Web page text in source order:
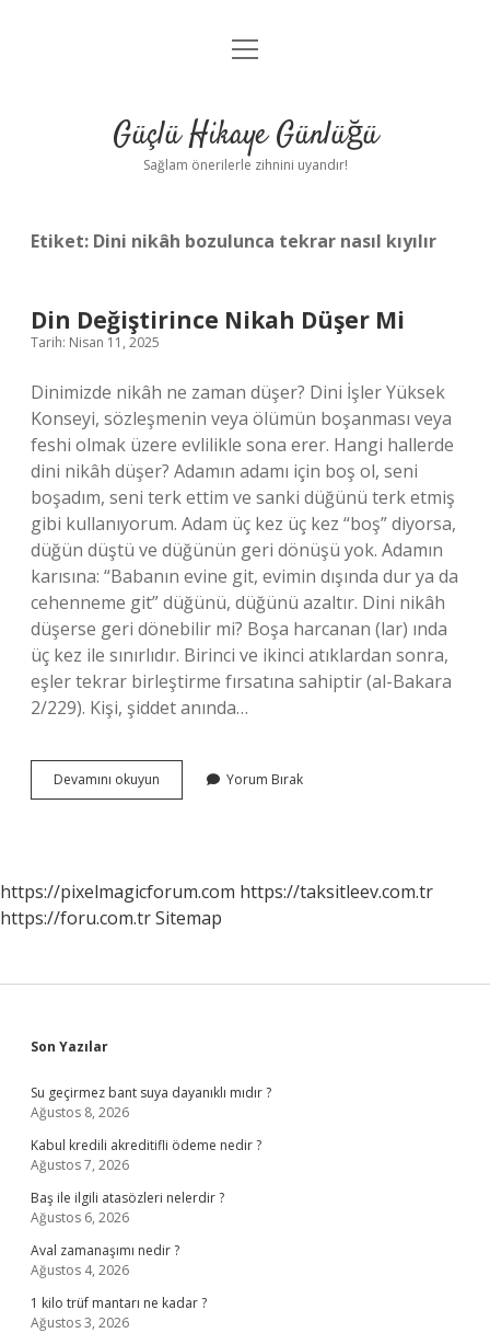
Anasayfa
Yasal Uyarı
menüyü
Güçlü Hikaye Günlüğü
Sağlam önerilerle zihnini uyandır!
Etiket: Dini nikâh bozulunca tekrar nasıl kıyılır
Din Değiştirince Nikah Düşer Mi
Tarih: Nisan 11, 2025
Dinimizde nikâh ne zaman düşer? Dini İşler Yüksek
Konseyi, sözleşmenin veya ölümün boşanması veya
feshi olmak üzere evlilikle sona erer. Hangi hallerde
dini nikâh düşer? Adamın adamı için boş ol, seni
boşadım, seni terk ettim ve sanki düğünü terk etmiş
gibi kullanıyorum. Adam üç kez üç kez “boş” diyorsa,
düğün düştü ve düğünün geri dönüşü yok. Adamın
karısına: “Babanın evine git, evimin dışında dur ya da
cehenneme git” düğünü, düğünü azaltır. Dini nikâh
düşerse geri dönebilir mi? Boşa harcanan (lar) ında
üç kez ile sınırlıdır. Birinci ve ikinci atıklardan sonra,
eşler tekrar birleştirme fırsatına sahiptir (al-Bakara
2/229). Kişi, şiddet anında…
Devamını okuyun
Değiştirince
Yorum Bırak
https://pixelmagicforum.com https://taksitleev.com.tr
https://foru.com.trSitemap
Sidebar
Son Yazılar
Su geçirmez bant suya dayanıklı mıdır ?
Ağustos 8, 2026
Kabul kredili akreditifli ödeme nedir ?
Ağustos 7, 2026
Baş ile ilgili atasözleri nelerdir ?
Ağustos 6, 2026
Aval zamanaşımı nedir ?
Ağustos 4, 2026
1 kilo trüf mantarı ne kadar ?
Ağustos 3, 2026